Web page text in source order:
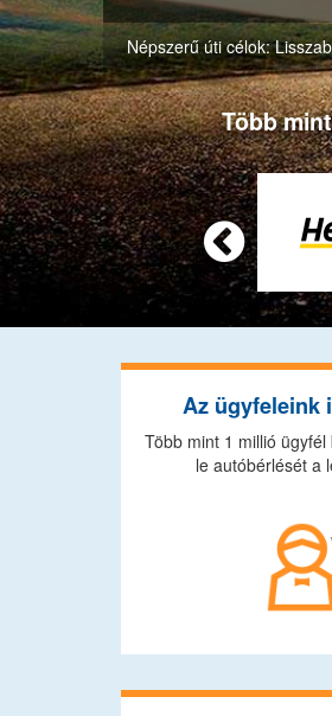
Népszerű úti célok:
Több

Az ügyfeleink
Több mint 1 millió
le autóbérlését a